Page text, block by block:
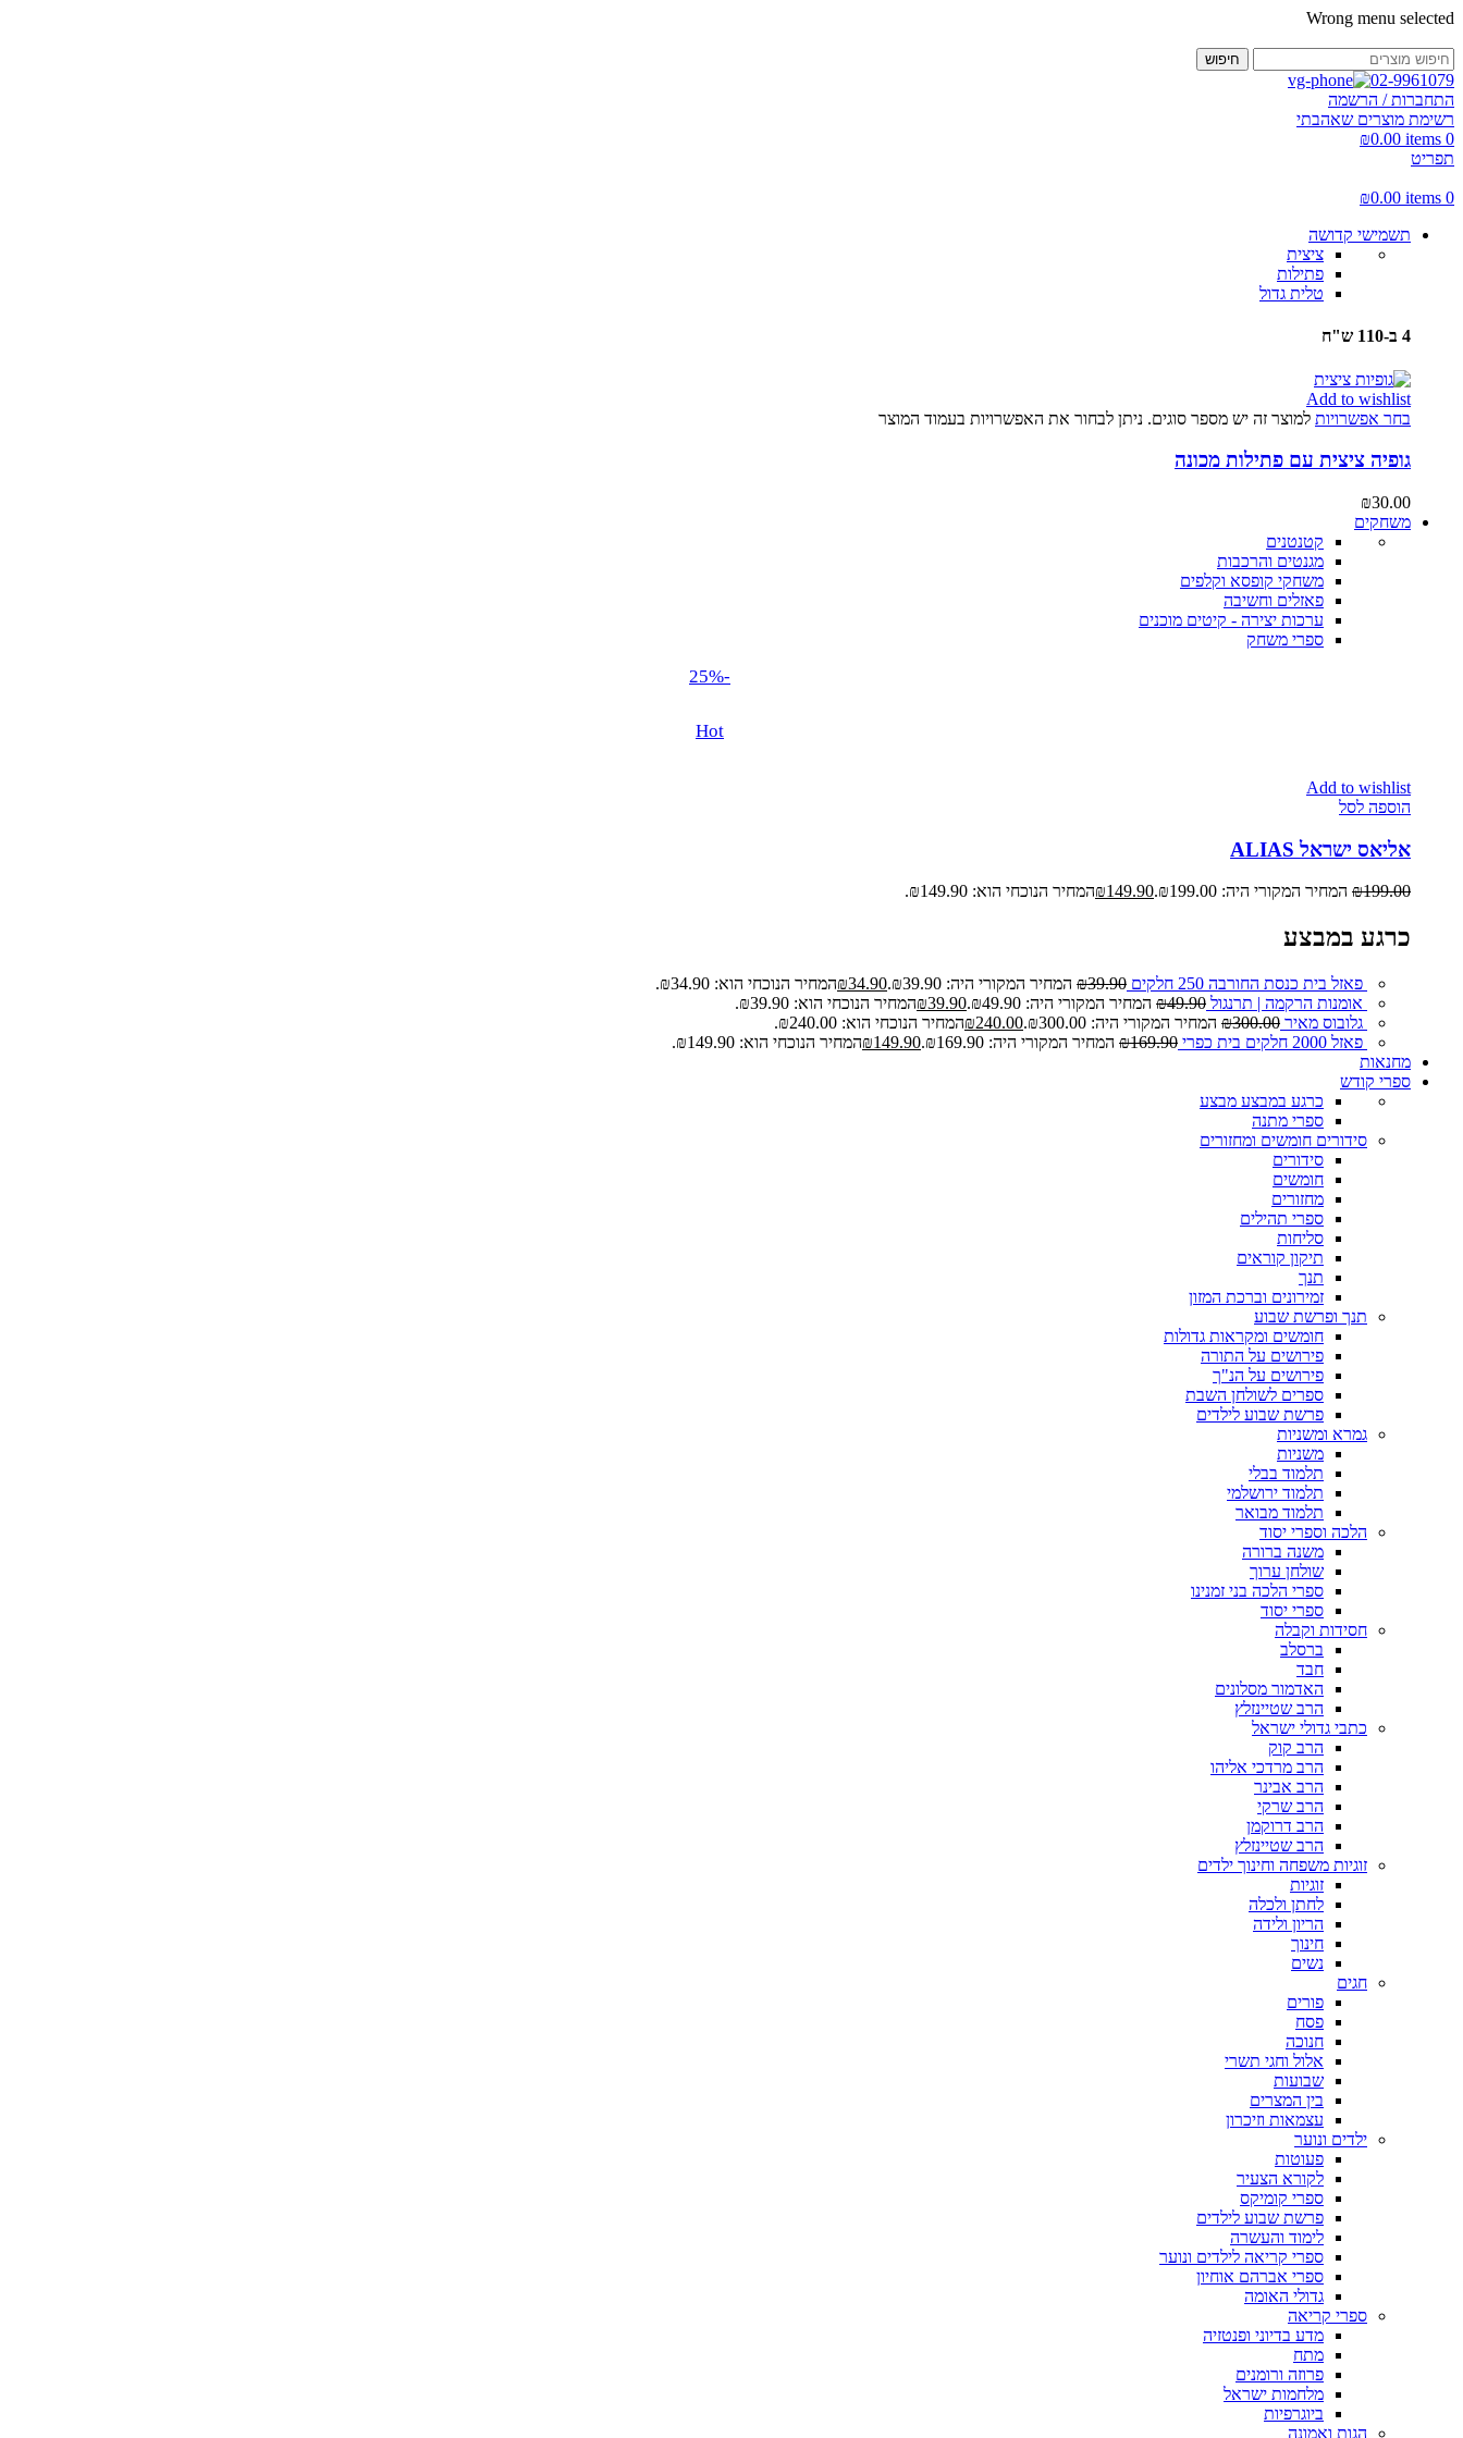
Wrong menu selected
חיפוש
02-9961079
התחברות / הרשמה
רשימת מוצרים שאהבתי
0
items
₪0.00
תפריט
0
items
₪0.00
תשמישי קדושה
ציצית
פתילות
טלית גדול
4 ב-110 ש"ח
Add to wishlist
בחר אפשרויות למוצר זה יש מספר סוגים. ניתן לבחור את האפשרויות בעמוד המוצר
גופיה ציצית עם פתילות מכונה
₪30.00
משחקים
קטנטנים
מגנטים והרכבות
משחקי קופסא וקלפים
פאזלים וחשיבה
ערכות יצירה - קיטים מוכנים
ספרי משחק
-25%
Hot
Add to wishlist
הוספה לסל
אליאס ישראל ALIAS
₪199.00 המחיר המקורי היה: ₪199.00. ₪149.90 המחיר הנוכחי הוא: ₪149.90.
כרגע במבצע
פאזל בית כנסת החורבה 250 חלקים ₪39.90 המחיר המקורי היה: ₪39.90. ₪34.90
המחיר הנוכחי הוא: ₪34.90.
אומנות הרקמה | תרנגול
₪49.90 המחיר המקורי היה: ₪49.90. ₪39.90
המחיר הנוכחי הוא: ₪39.90.
גלובוס מאיר
₪300.00 המחיר המקורי היה: ₪300.00. ₪240.00
המחיר הנוכחי הוא: ₪240.00.
פאזל 2000 חלקים בית כפרי
₪169.90 המחיר המקורי היה: ₪169.90. ₪149.90
המחיר הנוכחי הוא: ₪149.90.
מחנאות
ספרי קודש
כרגע במבצע מבצע
ספרי מתנה
סידורים חומשים ומחזורים
סידורים
חומשים
מחזורים
ספרי תהילים
סליחות
תיקון קוראים
תנך
זמירונים וברכת המזון
תנך ופרשת שבוע
חומשים ומקראות גדולות
פירושים על התורה
פירושים על הנ"ך
ספרים לשולחן השבת
פרשת שבוע לילדים
גמרא ומשניות
משניות
תלמוד בבלי
תלמוד ירושלמי
תלמוד מבואר
הלכה וספרי יסוד
משנה ברורה
שולחן ערוך
ספרי הלכה בני זמנינו
ספרי יסוד
חסידות וקבלה
ברסלב
חבד
האדמור מסלונים
הרב שטיינזלץ
כתבי גדולי ישראל
הרב קוק
הרב מרדכי אליהו
הרב אבינר
הרב שרקי
הרב דרוקמן
הרב שטיינזלץ
זוגיות משפחה וחינוך ילדים
זוגיות
לחתן ולכלה
הריון ולידה
חינוך
נשים
חגים
פורים
פסח
חנוכה
אלול וחגי תשרי
שבועות
בין המצרים
עצמאות וזיכרון
ילדים ונוער
פעוטות
לקורא הצעיר
ספרי קומיקס
פרשת שבוע לילדים
לימוד והעשרה
ספרי קריאה לילדים ונוער
ספרי אברהם אוחיון
גדולי האומה
ספרי קריאה
מדע בדיוני ופנטזיה
מתח
פרוזה ורומנים
מלחמות ישראל
ביוגרפיות
הגות ואמונה